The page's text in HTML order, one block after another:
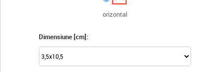
orizontal
Dimensiune [cm]: